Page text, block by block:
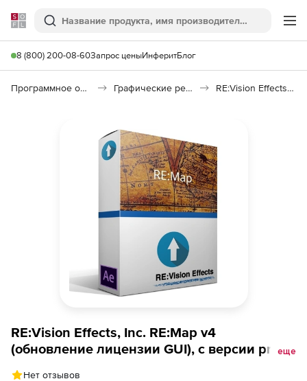
Softline
Поиск
8 (800) 200-08-60Запрос ценыИнферитБлог
Программное обеспечение для графики и дизайна Графические редакторы RE:Vision Effects RE:Map
RE:Vision Effects, Inc. RE:Map v4
(обновление лицензии GUI), с версии pre-еще
Нет отзывов